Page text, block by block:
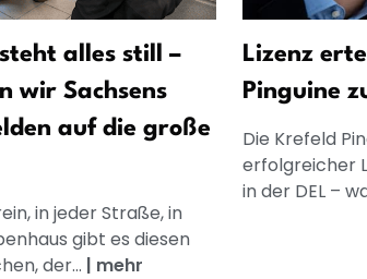
alles still –
wir Sachsens
auf die große
in jeder Straße, in
gibt es diesen
der... | mehr
Lizenz
Pinguine
Die Krefeld
erfolgreicher
in der DEL –